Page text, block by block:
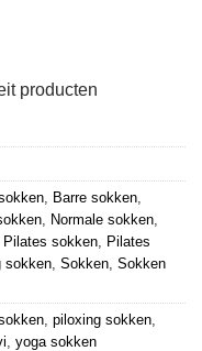
producten
Barre sokken
Normale sokken
Pilates sokken
Pilates
sokken Sokken Sokken
piloxing sokken
yoga sokken